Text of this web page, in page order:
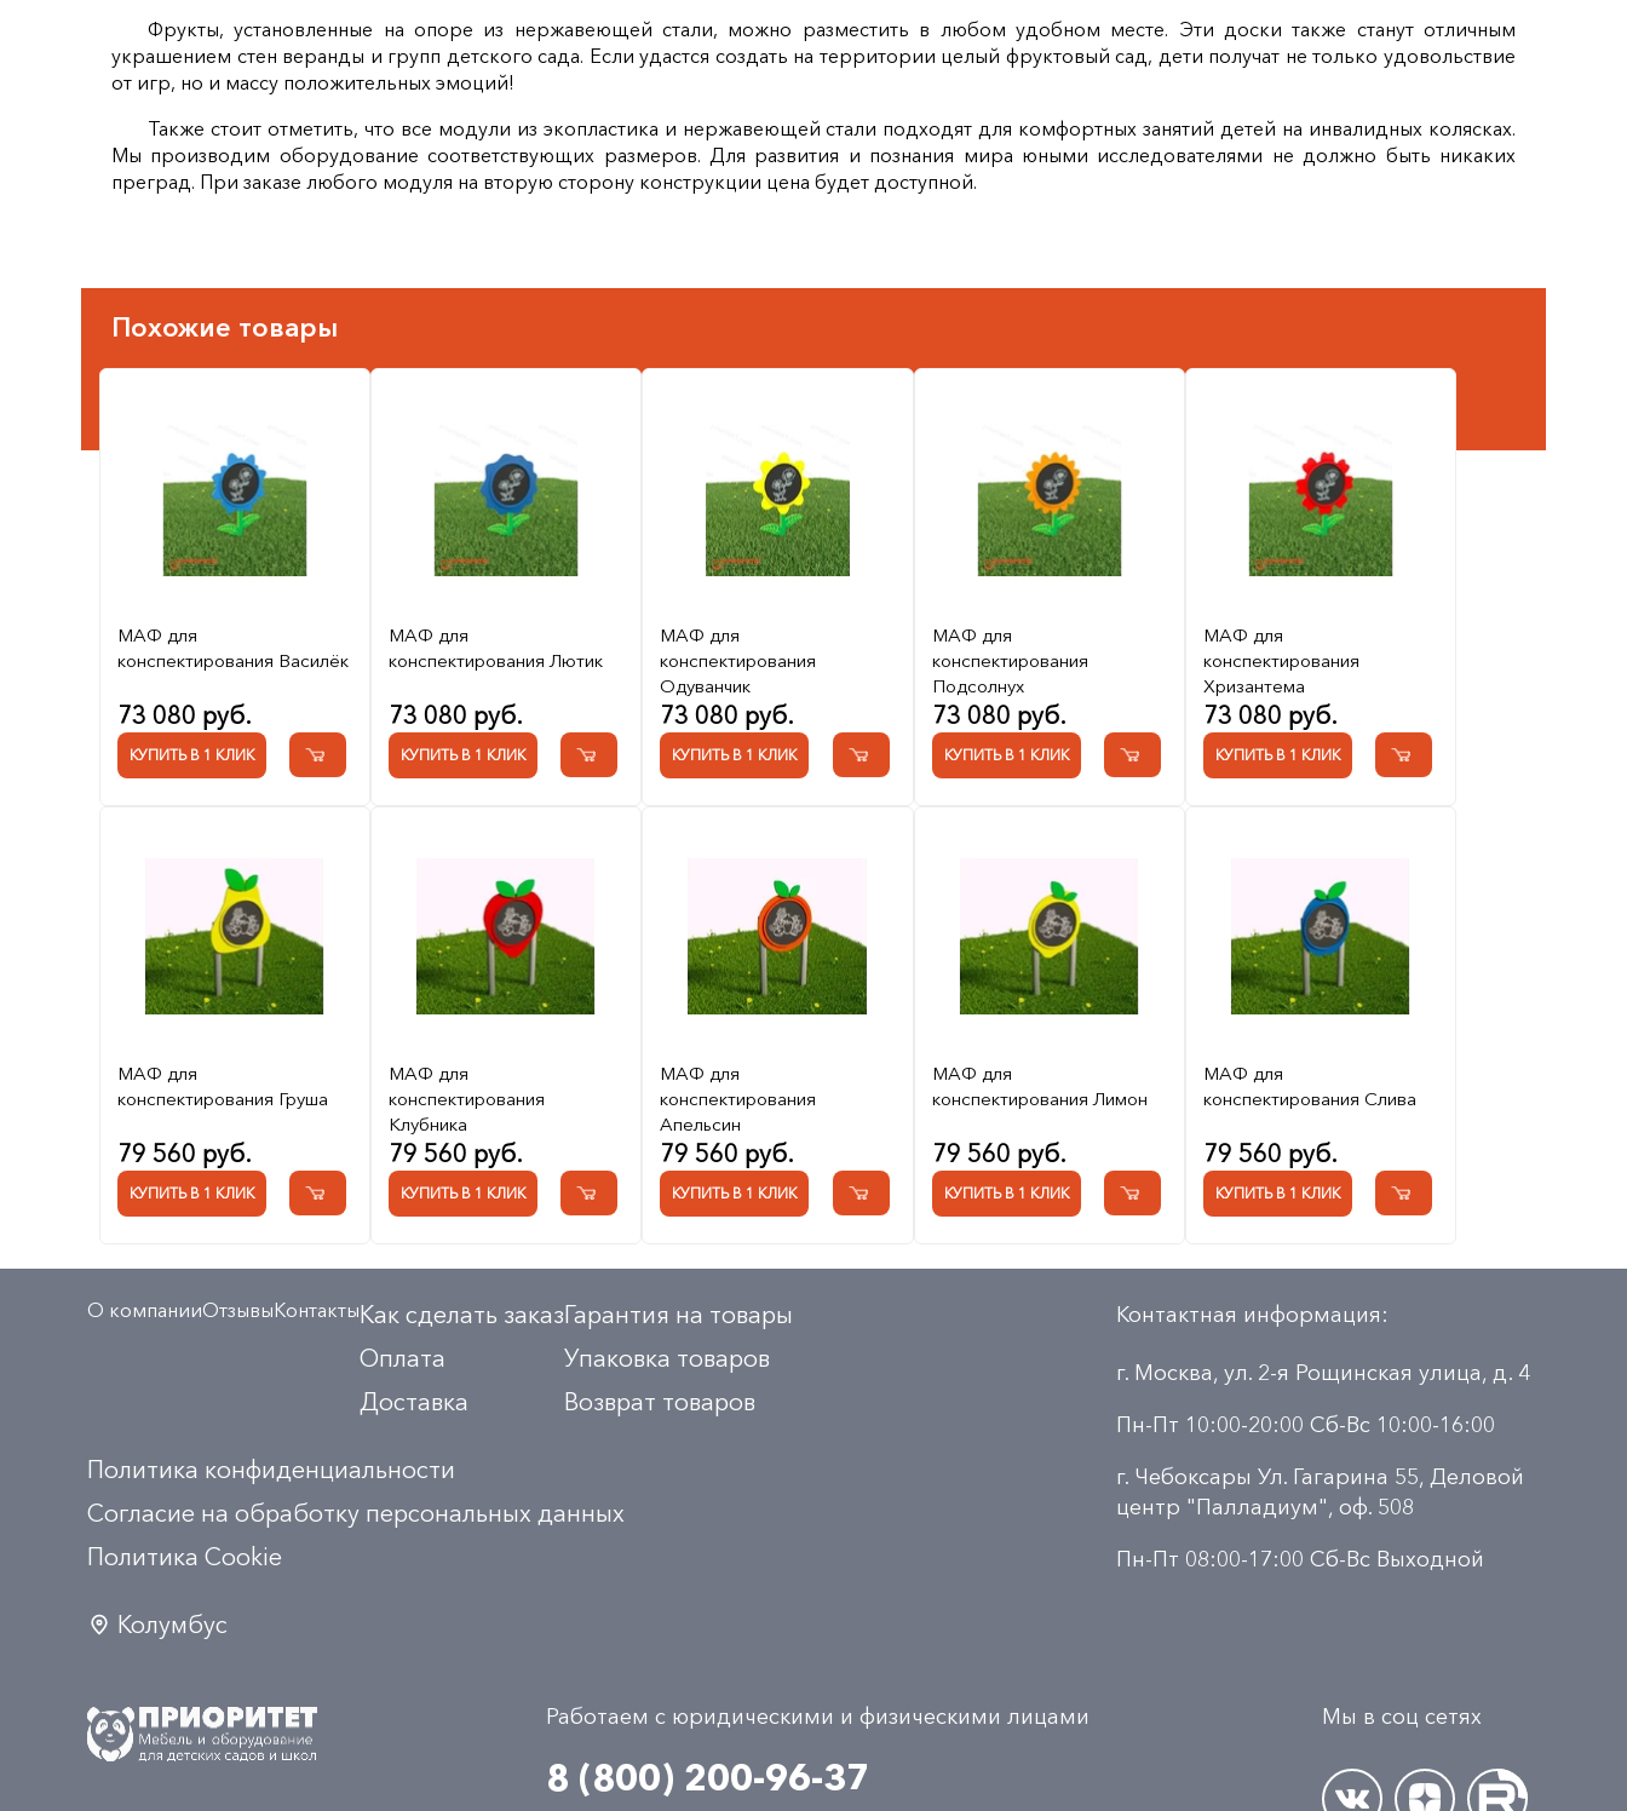
Фрукты, установленные на опоре из нержавеющей стали, можно разместить в любом удобном месте. Эти доски также станут отличным
украшением стен веранды и групп детского сада. Если удастся создать на территории целый фруктовый сад, дети получат не только удовольствие
от игр, но и массу положительных эмоций!
Также стоит отметить, что все модули из экопластика и нержавеющей стали подходят для комфортных занятий детей на инвалидных колясках.
Мы производим оборудование соответствующих размеров. Для развития и познания мира юными исследователями не должно быть никаких
преград. При заказе любого модуля на вторую сторону конструкции цена будет доступной.
Похожие товары
МАФ для
конспектирования Василёк
73 080 руб.
КУПИТЬ В 1 КЛИК
МАФ для
конспектирования Лютик
73 080 руб.
КУПИТЬ В 1 КЛИК
МАФ для
конспектирования
Одуванчик
73 080 руб.
КУПИТЬ В 1 КЛИК
МАФ для
конспектирования
Подсолнух
73 080 руб.
КУПИТЬ В 1 КЛИК
МАФ для
конспектирования
Хризантема
73 080 руб.
КУПИТЬ В 1 КЛИК
МАФ для
конспектирования Груша
79 560 руб.
КУПИТЬ В 1 КЛИК
МАФ для
конспектирования
Клубника
79 560 руб.
КУПИТЬ В 1 КЛИК
МАФ для
конспектирования
Апельсин
79 560 руб.
КУПИТЬ В 1 КЛИК
МАФ для
конспектирования Лимон
79 560 руб.
КУПИТЬ В 1 КЛИК
МАФ для
конспектирования Слива
79 560 руб.
КУПИТЬ В 1 КЛИК
О компанииОтзывыКонтактыКак сделать заказ
Оплата
Доставка
Гарантия на товары
Упаковка товаров
Возврат товаров
Политика конфиденциальности
Согласие на обработку персональных данных
Политика Сookie
Колумбус
Контактная информация:
г. Москва, ул. 2-я Рощинская улица, д. 4
Пн-Пт 10:00-20:00 Сб-Вс 10:00-16:00
г. Чебоксары Ул. Гагарина 55, Деловой
центр "Палладиум", оф. 508
Пн-Пт 08:00-17:00 Сб-Вс Выходной
Работаем с юридическими и физическими лицами
8 (800) 200-96-37
Мы в соц сетях